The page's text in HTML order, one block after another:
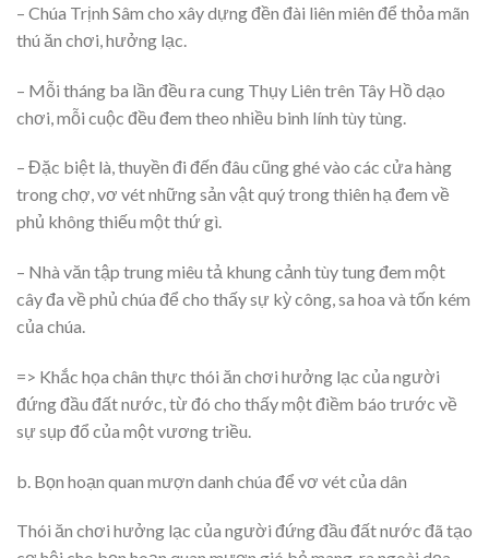
– Chúa Trịnh Sâm cho xây dựng đền đài liên miên để thỏa mãn
thú ăn chơi, hưởng lạc.
– Mỗi tháng ba lần đều ra cung Thụy Liên trên Tây Hồ dạo
chơi, mỗi cuộc đều đem theo nhiều binh lính tùy tùng.
– Đặc biệt là, thuyền đi đến đâu cũng ghé vào các cửa hàng
trong chợ, vơ vét những sản vật quý trong thiên hạ đem về
phủ không thiếu một thứ gì.
– Nhà văn tập trung miêu tả khung cảnh tùy tung đem một
cây đa về phủ chúa để cho thấy sự kỳ công, sa hoa và tốn kém
của chúa.
=> Khắc họa chân thực thói ăn chơi hưởng lạc của người
đứng đầu đất nước, từ đó cho thấy một điềm báo trước về
sự sụp đổ của một vương triều.
b. Bọn hoạn quan mượn danh chúa để vơ vét của dân
Thói ăn chơi hưởng lạc của người đứng đầu đất nước đã tạo